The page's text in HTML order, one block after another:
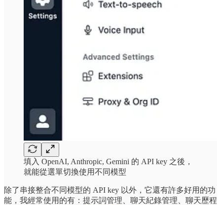
填入 OpenAI, Anthropic, Gemini 的 API key 之後，
就能從選單切換使用不同模型
除了串接整合不同模型的 API key 以外，它還有許多好用的功
能，我經常使用的有：提示詞管理、聊天紀錄管理、聊天歷程